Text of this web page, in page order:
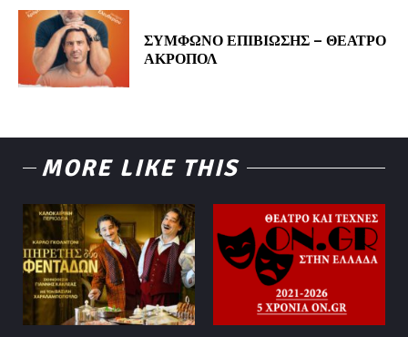
ΣΥΜΦΩΝΟ ΕΠΙΒΙΩΣΗΣ – ΘΕΑΤΡΟ
ΑΚΡΟΠΟΛ
MORE LIKE THIS